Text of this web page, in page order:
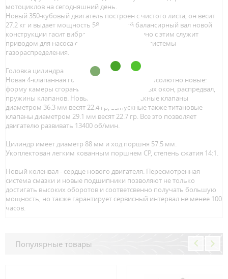
мотоциклов на сегодняшний день.
Новый 350-кубовый двигатель построен с чистого листа, он весит
27.2 кг и выдает мощность 58 л.с. Новый балансирный вал новой
конструкции гасит вибрации и одновременно с этим служит
приводом для насоса системы охлаждения и системы
газораспределения.
Головка цилиндра
Новая 4-клапанная головка цилиндра имеет абсолютно новые:
форму камеры сгорания и впусных/выпускных окон, распредвал,
пружины клапанов. Новые титановые впускные клапаны
диаметром 36.3 мм весят 22.4 гр, выпускные также титановые
клапаны диаметром 29.1 мм весят 22.7 гр. Все это позволяет
двигателю развивать 13400 об/мин.
Цилиндр имеет диаметр 88 мм и ход поршня 57.5 мм.
Укоплектован легким кованным поршнем CP, степень сжатия 14:1.
Новый коленвал - сердце нового двигателя. Пересмотренная
система смазки и новые подшипники позволяют не только
достигать высоких оборотов и соответсвенно получать большую
мощность, но также гарантирует сервисный интервал не менее 100
часов.
Популярные товары